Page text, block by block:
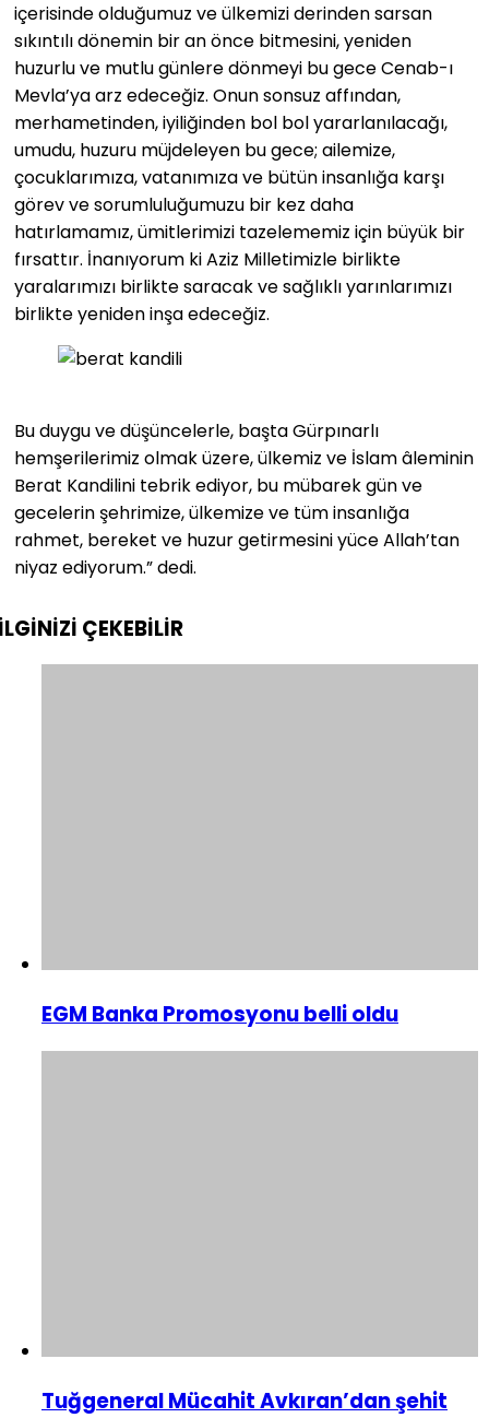
içerisinde olduğumuz ve ülkemizi derinden sarsan
sıkıntılı dönemin bir an önce bitmesini, yeniden
huzurlu ve mutlu günlere dönmeyi bu gece Cenab-ı
Mevla’ya arz edeceğiz. Onun sonsuz affından,
merhametinden, iyiliğinden bol bol yararlanılacağı,
umudu, huzuru müjdeleyen bu gece; ailemize,
çocuklarımıza, vatanımıza ve bütün insanlığa karşı
görev ve sorumluluğumuzu bir kez daha
hatırlamamız, ümitlerimizi tazelememiz için büyük bir
fırsattır. İnanıyorum ki Aziz Milletimizle birlikte
yaralarımızı birlikte saracak ve sağlıklı yarınlarımızı
birlikte yeniden inşa edeceğiz.
Bu duygu ve düşüncelerle, başta Gürpınarlı
hemşerilerimiz olmak üzere, ülkemiz ve İslam âleminin
Berat Kandilini tebrik ediyor, bu mübarek gün ve
gecelerin şehrimize, ülkemize ve tüm insanlığa
rahmet, bereket ve huzur getirmesini yüce Allah’tan
niyaz ediyorum.” dedi.
ÇEKEBİLİR
EGM Banka Promosyonu belli oldu
Tuğgeneral Mücahit Avkıran’dan şehit